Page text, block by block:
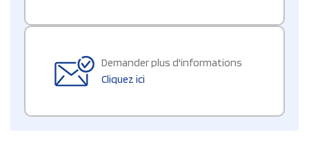
Demander plus d'informations
Cliquez ici